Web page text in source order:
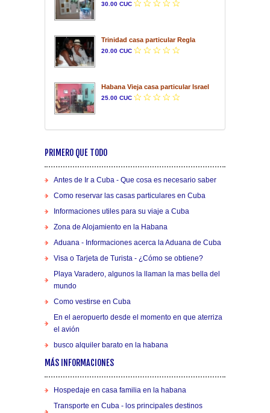
30.00 CUC
Trinidad casa particular Regla
20.00 CUC
Habana Vieja casa particular Israel
25.00 CUC
PRIMERO QUE TODO
Antes de Ir a Cuba - Que cosa es necesario saber
Como reservar las casas particulares en Cuba
Informaciones utiles para su viaje a Cuba
Zona de Alojamiento en la Habana
Aduana - Informaciones acerca la Aduana de Cuba
Visa o Tarjeta de Turista - ¿Cómo se obtiene?
Playa Varadero, algunos la llaman la mas bella del
mundo
Como vestirse en Cuba
En el aeropuerto desde el momento en que aterriza
el avión
busco alquiler barato en la habana
MÁS INFORMACIONES
Hospedaje en casa familia en la habana
Transporte en Cuba - los principales destinos